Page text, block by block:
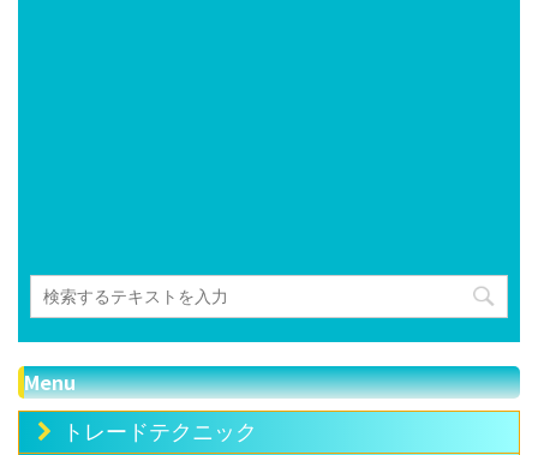
Menu
トレードテクニック